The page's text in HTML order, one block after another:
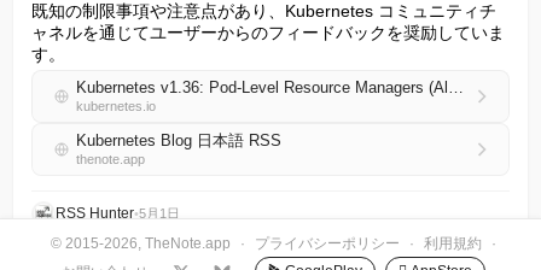
既知の制限事項や注意点があり、Kubernetes コミュニティチ
ャネルを通じてユーザーからのフィードバックを奨励していま
す。
Kubernetes v1.36: Pod-Level Resource Managers (Alpha)
kubernetes.io
Kubernetes Blog 日本語 RSS
thenote.app
RSS Hunter•5月1日
© 2015-2026, TheNote.app · プライバシーポリシー · 利用規約
·